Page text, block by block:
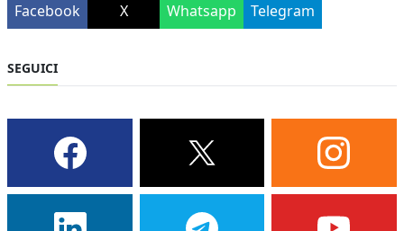
Facebook X Whatsapp Telegram
SEGUICI